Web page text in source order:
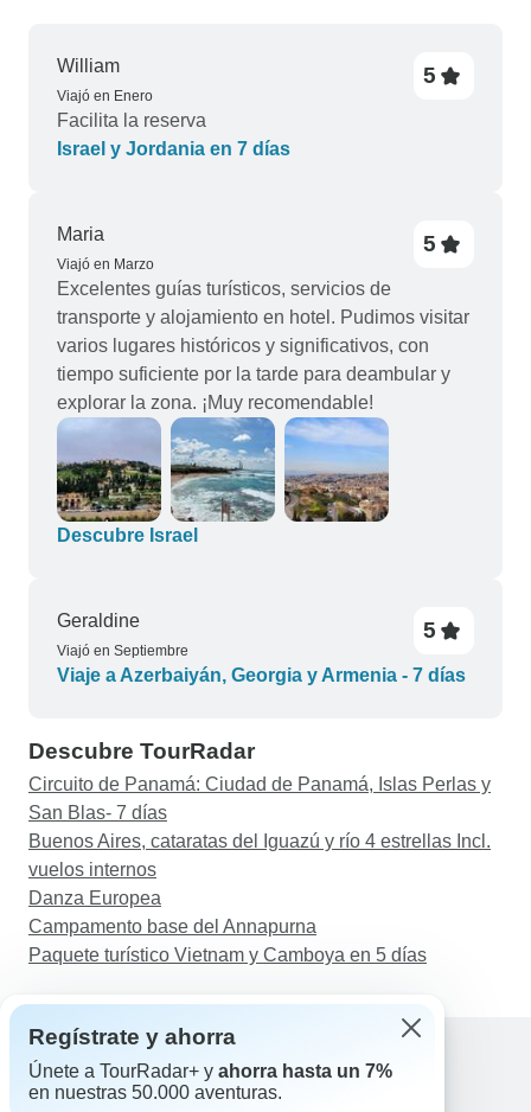
William
Viajó en Enero
5
Facilita la reserva
Israel y Jordania en 7 días
Maria
Viajó en Marzo
5
Excelentes guías turísticos, servicios de
transporte y alojamiento en hotel. Pudimos visitar
varios lugares históricos y significativos, con
tiempo suficiente por la tarde para deambular y
explorar la zona. ¡Muy recomendable!
Descubre Israel
Geraldine
Viajó en Septiembre
5
Viaje a Azerbaiyán, Georgia y Armenia - 7 días
Descubre TourRadar
Circuito de Panamá: Ciudad de Panamá, Islas Perlas y
San Blas- 7 días
Buenos Aires, cataratas del Iguazú y río 4 estrellas Incl.
vuelos internos
Danza Europea
Campamento base del Annapurna
Paquete turístico Vietnam y Camboya en 5 días
Ayuda
Regístrate y ahorra
Únete a TourRadar+ y ahorra hasta un 7%
en nuestras 50.000 aventuras.